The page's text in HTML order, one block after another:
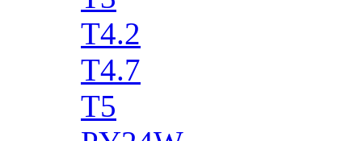
T4.2
T4.7
T5